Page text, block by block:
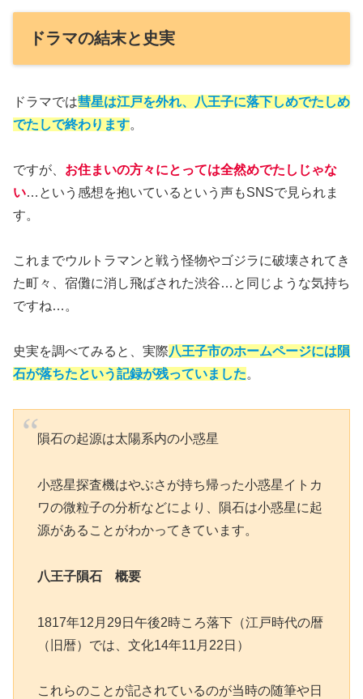
ドラマの結末と史実
ドラマでは彗星は江戸を外れ、八王子に落下しめでたしめ
でたしで終わります。
ですが、 お住まいの方々にとっては全然めでたしじゃな
い…という感想を抱いているという声もSNSで見られま
す。
これまでウルトラマンと戦う怪物やゴジラに破壊されてき
た町々、宿儺に消し飛ばされた渋谷…と同じような気持ち
ですね…。
史実を調べてみると、実際八王子市のホームページには隕
石が落ちたという記録が残っていました。
隕石の起源は太陽系内の小惑星
小惑星探査機はやぶさが持ち帰った小惑星イトカ
ワの微粒子の分析などにより、隕石は小惑星に起
源があることがわかってきています。
八王子隕石 概要
1817年12月29日午後2時ころ落下（江戸時代の暦
（旧暦）では、文化14年11月22日）
これらのことが記されているのが当時の随筆や日